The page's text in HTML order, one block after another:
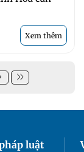
Xem thêm
luật